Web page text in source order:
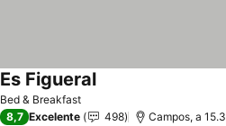
Bed & Breakfast
Es FigueralVer preços
8,7 Excelente 498 Campos, a